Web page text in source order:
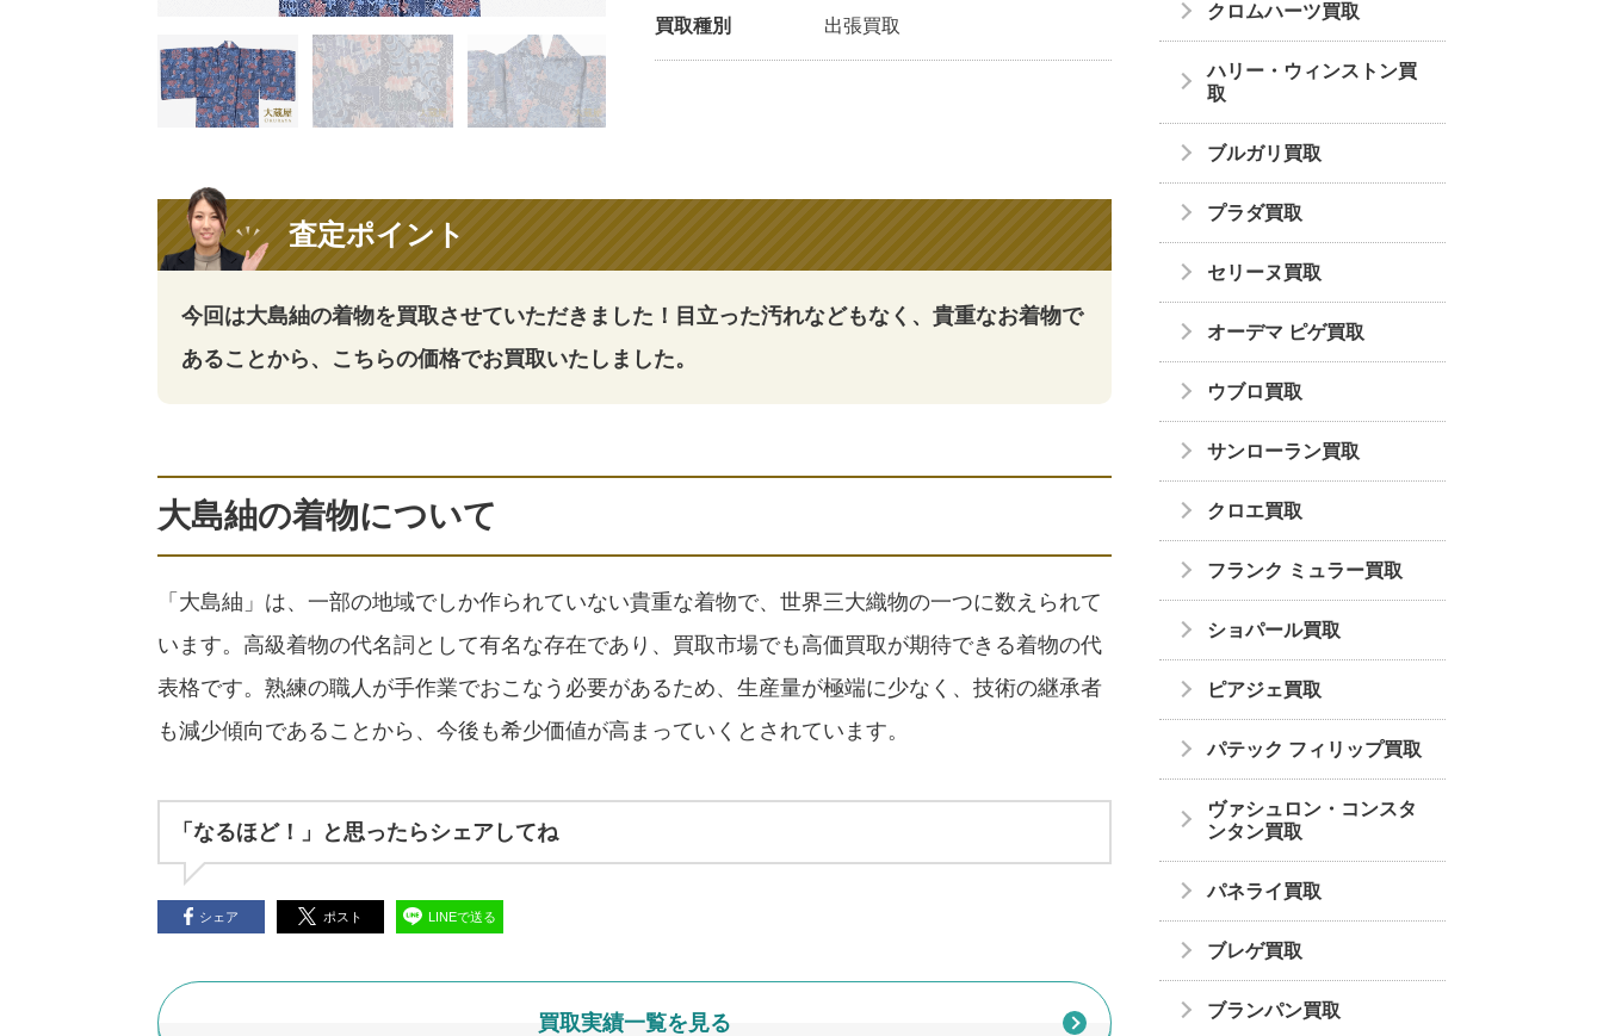
買取種別 出張買取
査定ポイント
今回は大島紬の着物を買取させていただきました！目立った汚れなどもなく、貴重なお着物で
あることから、こちらの価格でお買取いたしました。
大島紬の着物について
「大島紬」は、一部の地域でしか作られていない貴重な着物で、世界三大織物の一つに数えられて
います。高級着物の代名詞として有名な存在であり、買取市場でも高価買取が期待できる着物の代
表格です。熟練の職人が手作業でおこなう必要があるため、生産量が極端に少なく、技術の継承者
も減少傾向であることから、今後も希少価値が高まっていくとされています。
「なるほど！」と思ったらシェアしてね
シェア ポスト LINEで送る
買取実績一覧を見る
クロムハーツ買取
ハリー・ウィンストン買
取
ブルガリ買取
プラダ買取
セリーヌ買取
オーデマ ピゲ買取
ウブロ買取
サンローラン買取
クロエ買取
フランク ミュラー買取
ショパール買取
ピアジェ買取
パテック フィリップ買取
ヴァシュロン・コンスタ
ンタン買取
パネライ買取
ブレゲ買取
ブランパン買取